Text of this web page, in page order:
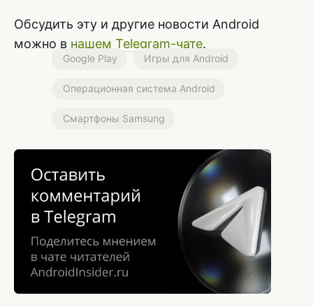
Обсудить эту и другие новости Android
можно в нашем Telegram-чате.
Google Play Игры для Android
Операционная система Android
Смартфоны Samsung